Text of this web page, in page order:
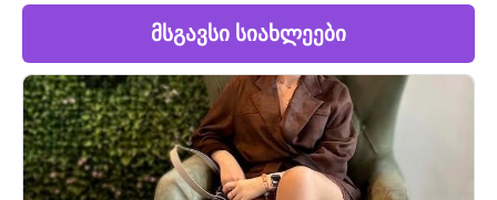
მსგავსი სიახლეები